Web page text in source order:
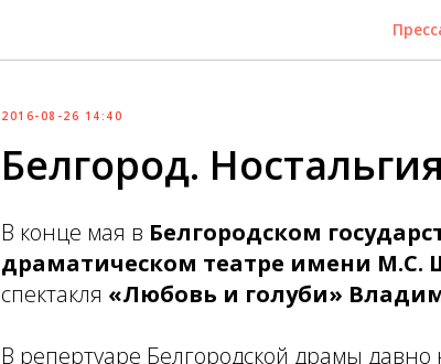
2016-08-26 14:40
Белгород.
В конце мая в Белгородском
драматическом театре имени М.С.
спектакля «Любовь и голуби»
В репертуаре Белгородской драмы